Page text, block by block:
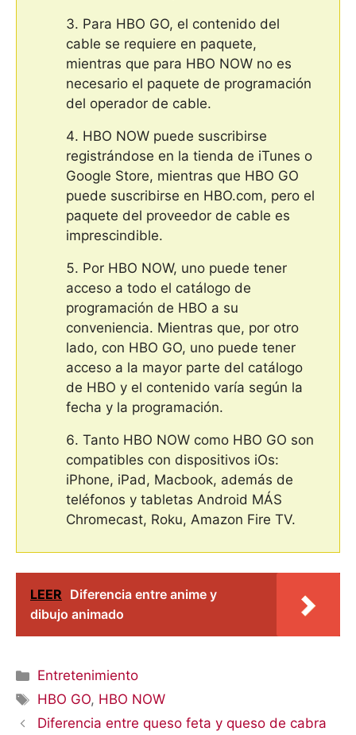
Para HBO GO, el contenido del
cable se requiere en paquete,
mientras que para HBO NOW no es
necesario el paquete de programación
del operador de cable.
HBO NOW puede suscribirse
registrándose en la tienda de iTunes o
Google Store, mientras que HBO GO
puede suscribirse en HBO.com, pero el
paquete del proveedor de cable es
imprescindible.
Por HBO NOW, uno puede tener
acceso a todo el catálogo de
programación de HBO a su
conveniencia. Mientras que, por otro
lado, con HBO GO, uno puede tener
acceso a la mayor parte del catálogo
de HBO y el contenido varía según la
fecha y la programación.
Tanto HBO NOW como HBO GO son
compatibles con dispositivos iOs:
iPhone, iPad, Macbook, además de
teléfonos y tabletas Android MÁS
Chromecast, Roku, Amazon Fire TV.
LEER Diferencia entre anime y
dibujo animado
Categorías
Entretenimiento
Etiquetas
HBO GO, HBO NOW
Diferencia entre queso feta y queso de cabra